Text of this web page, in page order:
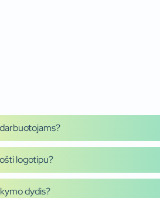
logotipu?
dydis?